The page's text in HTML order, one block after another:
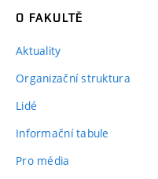
O FAKULTĚ
Aktuality
Organizační struktura
Lidé
Informační tabule
Pro média